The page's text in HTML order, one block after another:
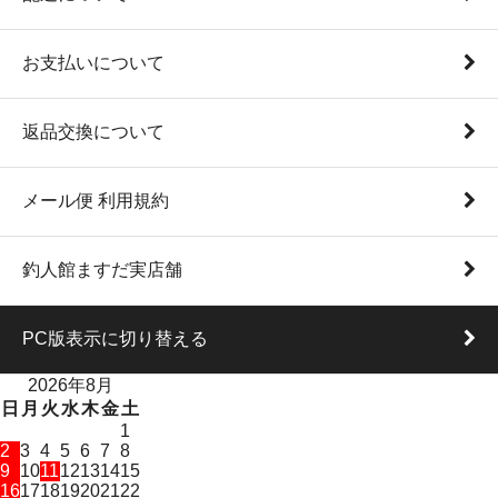
お支払いについて
返品交換について
メール便 利用規約
釣人館ますだ実店舗
PC版表示に切り替える
2026年8月
日 月 火 水木金土
1
2 3 4 5 6 7 8
9 101112131415
16171819202122